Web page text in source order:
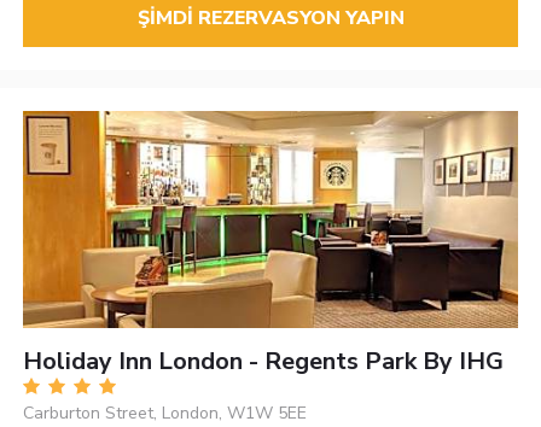
ŞIMDI REZERVASYON YAPIN
Holiday Inn London - Regents Park By IHG
Carburton Street, London, W1W 5EE